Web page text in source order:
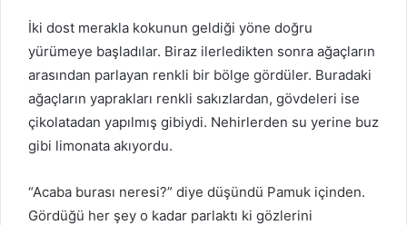
İki dost merakla kokunun geldiği yöne doğru
yürümeye başladılar. Biraz ilerledikten sonra ağaçların
arasından parlayan renkli bir bölge gördüler. Buradaki
ağaçların yaprakları renkli sakızlardan, gövdeleri ise
çikolatadan yapılmış gibiydi. Nehirlerden su yerine buz
gibi limonata akıyordu.
“Acaba burası neresi?” diye düşündü Pamuk içinden.
Gördüğü her şey o kadar parlaktı ki gözlerini